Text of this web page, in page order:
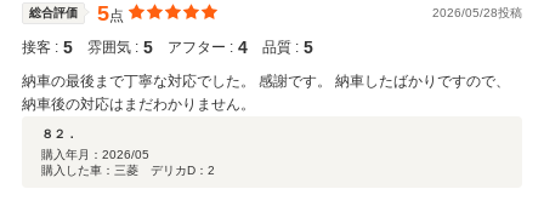
総合評価 5点 2026/05/28投稿
接客 : 5 雰囲気 : 5 アフター : 4 品質 : 5
納車の最後まで丁寧な対応でした。 感謝です。 納車したばかりですので、
納車後の対応はまだわかりません。
８２．
購入年月： 2026/05
購入した車：三菱 デリカD：2